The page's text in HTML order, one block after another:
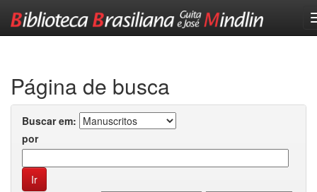
Página de busca
Buscar em:
por